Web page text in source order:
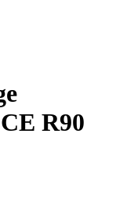
R90